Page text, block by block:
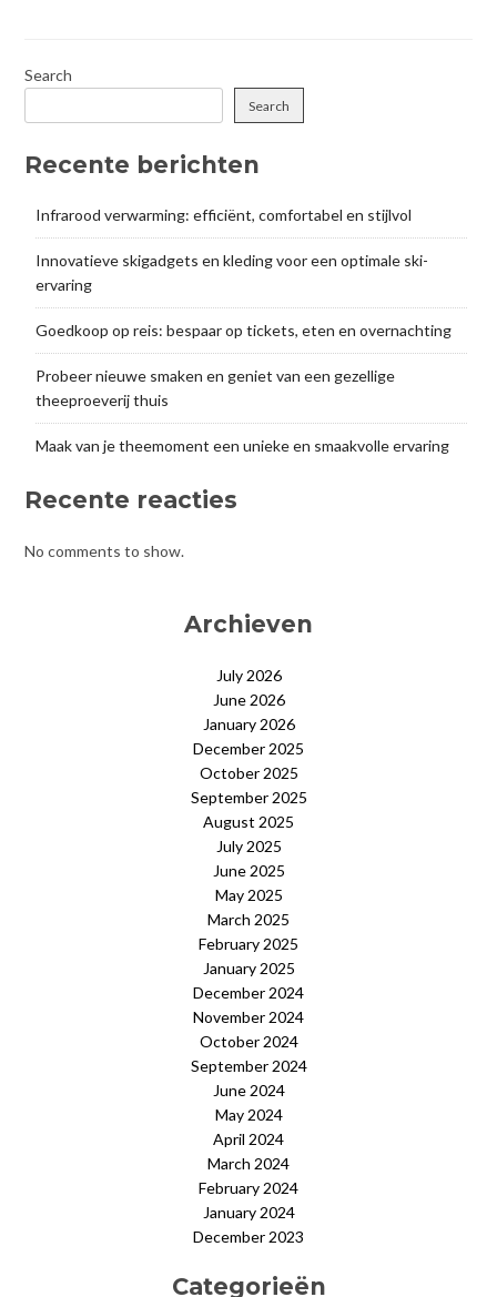
Search
Search
Recente berichten
Infrarood verwarming: efficiënt, comfortabel en stijlvol
Innovatieve skigadgets en kleding voor een optimale ski-
ervaring
Goedkoop op reis: bespaar op tickets, eten en overnachting
Probeer nieuwe smaken en geniet van een gezellige
theeproeverij thuis
Maak van je theemoment een unieke en smaakvolle ervaring
Recente reacties
No comments to show.
Archieven
July 2026
June 2026
January 2026
December 2025
October 2025
September 2025
August 2025
July 2025
June 2025
May 2025
March 2025
February 2025
January 2025
December 2024
November 2024
October 2024
September 2024
June 2024
May 2024
April 2024
March 2024
February 2024
January 2024
December 2023
Categorieën